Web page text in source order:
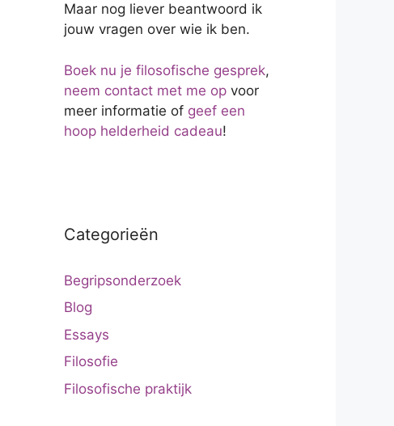
Maar nog liever beantwoord ik
jouw vragen over wie ik ben.
Boek nu je filosofische gesprek,
neem contact met me op voor
meer informatie of geef een
hoop helderheid cadeau!
Categorieën
Begripsonderzoek
Blog
Essays
Filosofie
Filosofische praktijk